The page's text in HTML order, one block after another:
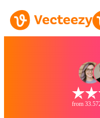
from